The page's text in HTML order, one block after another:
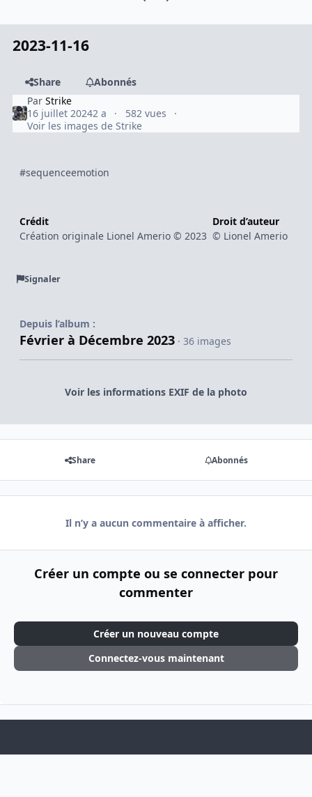
2023-11-16
Share
Abonnés
ParStrike
16 juillet 20242 a
582 vues
Voir les images de Strike
#sequenceemotion
Crédit
Création originale Lionel Amerio © 2023
Droit d’auteur
© Lionel Amerio
Signaler
Depuis l’album :
Février à Décembre 2023 · 36 images
Voir les informations EXIF de la photo
Share Abonnés
Il n’y a aucun commentaire à afficher.
Créer un compte ou se connecter pour
commenter
Créer un nouveau compte
Connectez-vous maintenant